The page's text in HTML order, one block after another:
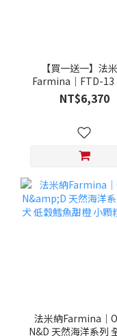
【買一送一】法
Farmina｜FTD-13
天然培育系列-全齡犬
鮭魚-潔牙顆粒
NT$6,370
法米納Farmina｜
N&D 天然海洋系列